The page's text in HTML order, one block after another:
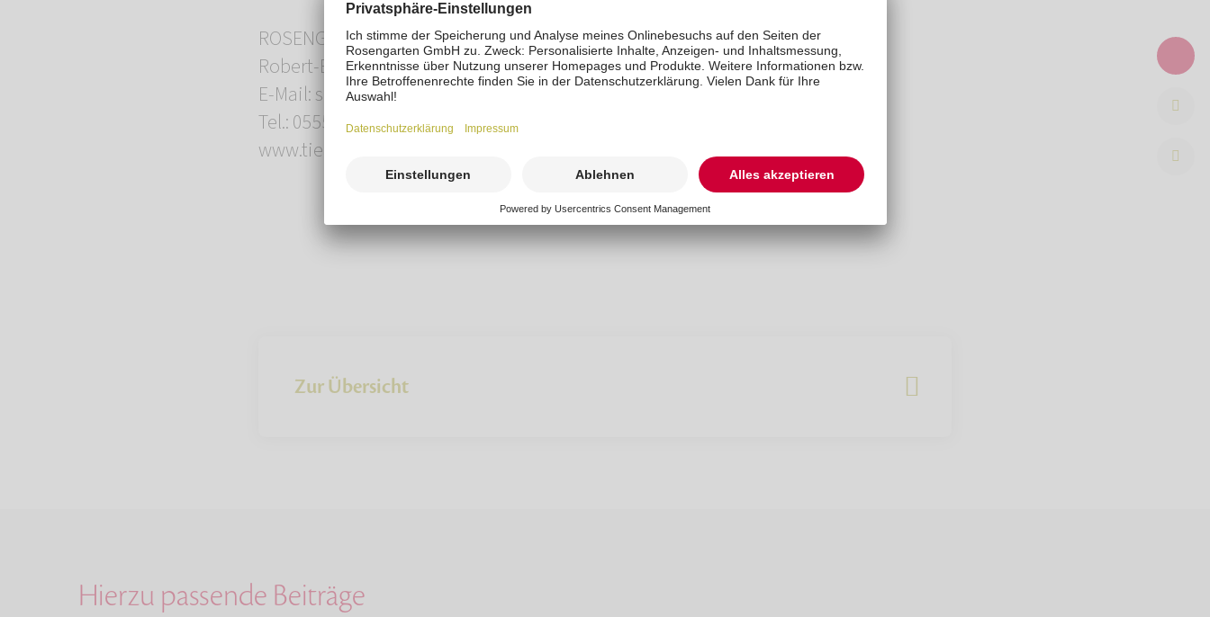
ROSENGARTEN-Tierbestattung Südniedersachsen
Robert-Bosch-Str. 22, 37154 Northeim
E-Mail: suedniedersachsen@mein-rosengarten.de
Tel.: 05551 919 48 42
www.tierbestattung-suedniedersachsen.de
Zur Übersicht
Hierzu passende Beiträge